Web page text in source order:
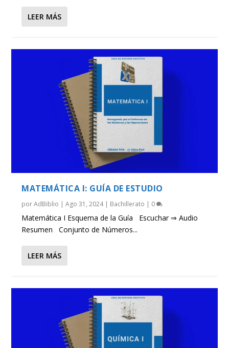
LEER MÁS
MATEMÁTICA I: GUÍA DE ESTUDIO
porAdBiblio |Ago 31, 2024| Bachillerato | 0
Matemática I Esquema de la Guía Escuchar ⇒ Audio
Resumen Conjunto de Números...
LEER MÁS